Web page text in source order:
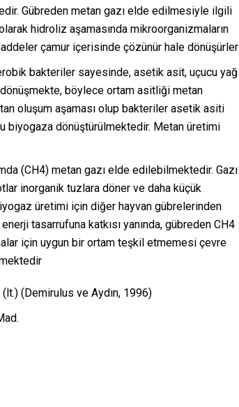
Gübreden metan gazı elde edilmesiyle ilgili
hidroliz aşamasında mikroorganizmaların
çamur içerisinde çözünür hale dönüşürler
bakteriler sayesinde, asetik asit, uçucu yağ
böylece ortam asitliği metan
oluşum aşaması olup bakteriler asetik asiti
biyogaza dönüştürülmektedir. Metan üretimi
(CH4) metan gazı elde edilebilmektedir. Gazı
inorganik tuzlara döner ve daha küçük
üretimi için diğer hayvan gübrelerinden
tasarrufuna katkısı yanında, gübreden CH4
için uygun bir ortam teşkil etmemesi çevre
(Demirulus ve Aydın, 1996)